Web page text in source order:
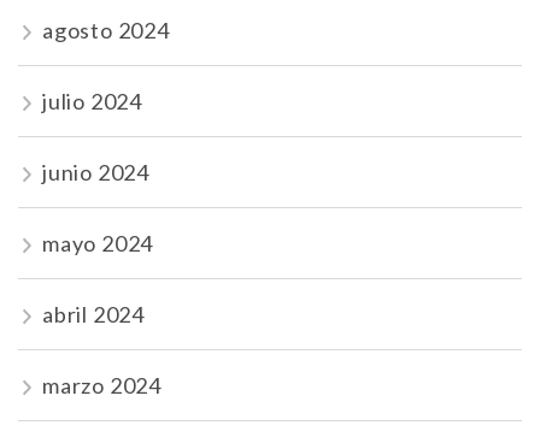
agosto 2024
julio 2024
junio 2024
mayo 2024
abril 2024
marzo 2024